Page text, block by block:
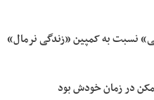
نسبت به کمپین‌ «زندگی نرمال»
در زمان خودش بود